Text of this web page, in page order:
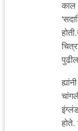
काल
होते.